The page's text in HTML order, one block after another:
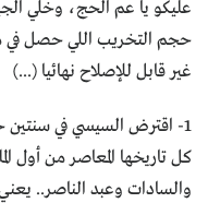
عليكو يا عم الحج، وخلي
حجم التخريب اللي حصل في
غير قابل للإصلاح نهائيا (...)
1- اقترض السيسي في
كل تاريخها المعاصر من أول
والسادات وعبد الناصر..